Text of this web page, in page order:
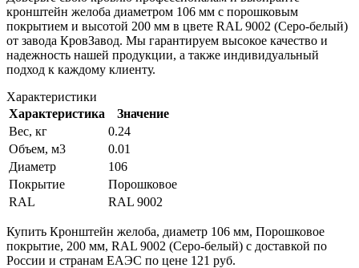
кронштейн желоба диаметром 106 мм с порошковым
покрытием и высотой 200 мм в цвете RAL 9002 (Серо-белый)
от завода КровЗавод. Мы гарантируем высокое качество и
надежность нашей продукции, а также индивидуальный
подход к каждому клиенту.
Характеристики
Характеристика
Значение
Вес, кг
0.24
Объем, м3
0.01
Диаметр
106
Покрытие
Порошковое
RAL
RAL 9002
Купить Кронштейн желоба, диаметр 106 мм, Порошковое
покрытие, 200 мм, RAL 9002 (Серо-белый) с доставкой по
России и странам ЕАЭС по цене 121 руб.